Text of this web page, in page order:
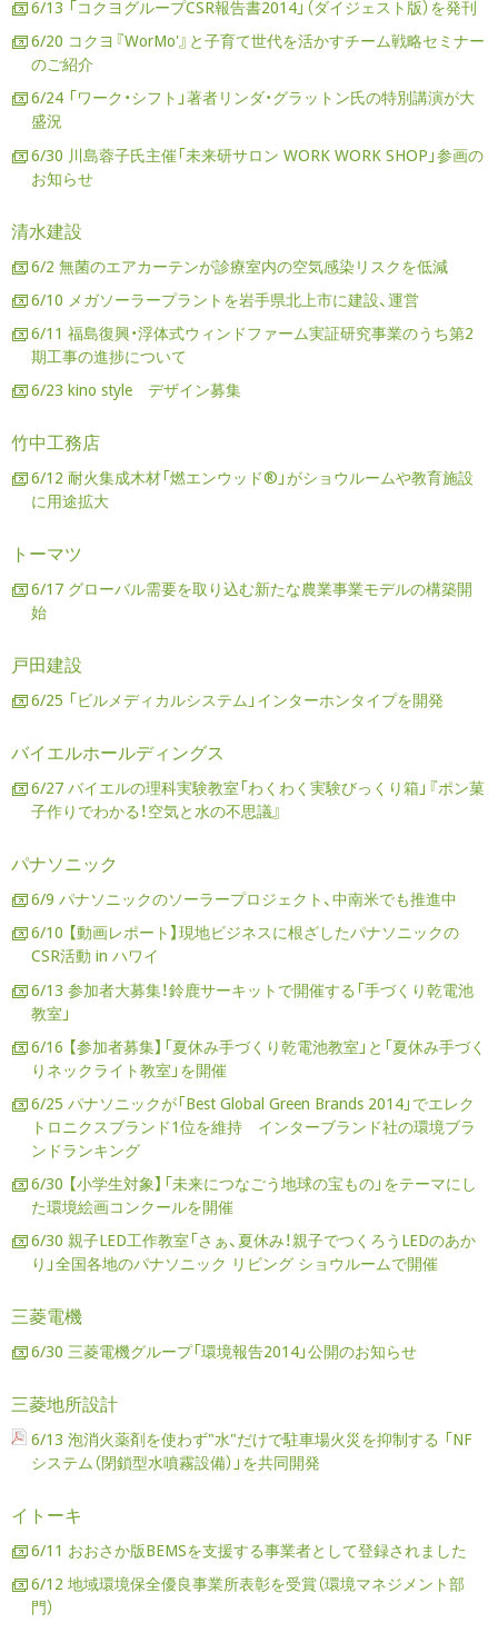
6/13 「コクヨグループCSR報告書2014」（ダイジェスト版）を発刊
6/20 コクヨ『WorMo'』と子育て世代を活かすチーム戦略セミナー
のご紹介
6/24 「ワーク・シフト」著者リンダ・グラットン氏の特別講演が大
盛況
6/30 川島蓉子氏主催「未来研サロン WORK WORK SHOP」参画の
お知らせ
清水建設
6/2 無菌のエアカーテンが診療室内の空気感染リスクを低減
6/10 メガソーラープラントを岩手県北上市に建設、運営
6/11 福島復興・浮体式ウィンドファーム実証研究事業のうち第2
期工事の進捗について
6/23 kino style デザイン募集
竹中工務店
6/12 耐火集成木材「燃エンウッド®」がショウルームや教育施設
に用途拡大
トーマツ
6/17 グローバル需要を取り込む新たな農業事業モデルの構築開
始
戸田建設
6/25 「ビルメディカルシステム」インターホンタイプを開発
バイエルホールディングス
6/27 バイエルの理科実験教室「わくわく実験びっくり箱」『ポン菓
子作りでわかる！空気と水の不思議』
パナソニック
6/9 パナソニックのソーラープロジェクト、中南米でも推進中
6/10 【動画レポート】現地ビジネスに根ざしたパナソニックの
CSR活動 in ハワイ
6/13 参加者大募集！鈴鹿サーキットで開催する「手づくり乾電池
教室」
6/16 【参加者募集】「夏休み手づくり乾電池教室」と「夏休み手づく
りネックライト教室」を開催
6/25 パナソニックが「Best Global Green Brands 2014」でエレク
トロニクスブランド1位を維持 インターブランド社の環境ブラ
ンドランキング
6/30 【小学生対象】「未来につなごう地球の宝もの」をテーマにし
た環境絵画コンクールを開催
6/30 親子LED工作教室「さぁ、夏休み！親子でつくろうLEDのあか
り」全国各地のパナソニック リビング ショウルームで開催
三菱電機
6/30 三菱電機グループ「環境報告2014」公開のお知らせ
三菱地所設計
6/13 泡消火薬剤を使わず"水"だけで駐車場火災を抑制する 「NF
システム（閉鎖型水噴霧設備）」を共同開発
イトーキ
6/11 おおさか版BEMSを支援する事業者として登録されました
6/12 地域環境保全優良事業所表彰を受賞（環境マネジメント部
門）